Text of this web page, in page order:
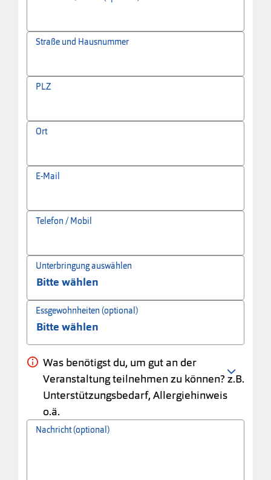
Straße und Hausnummer
PLZ
Ort
E-Mail
Telefon / Mobil
Unterbringung auswählen
Essgewohnheiten (optional)
Was benötigst du, um gut an der
Veranstaltung teilnehmen zu können? z.B.
Unterstützungsbedarf, Allergiehinweis
o.ä.
Nachricht (optional)